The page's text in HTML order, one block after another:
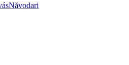
Năvodari